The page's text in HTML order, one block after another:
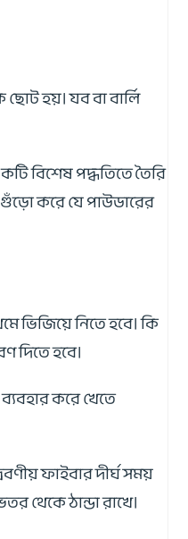
হয়। যব বা বার্লি
বিশেষ পদ্ধতিতে তৈরি
গুঁড়ো করে যে পাউডারের
ভিজিয়ে নিতে হবে। কি
দিতে হবে।
করে খেতে
ফাইবার দীর্ঘ সময়
থেকে ঠান্ডা রাখে।